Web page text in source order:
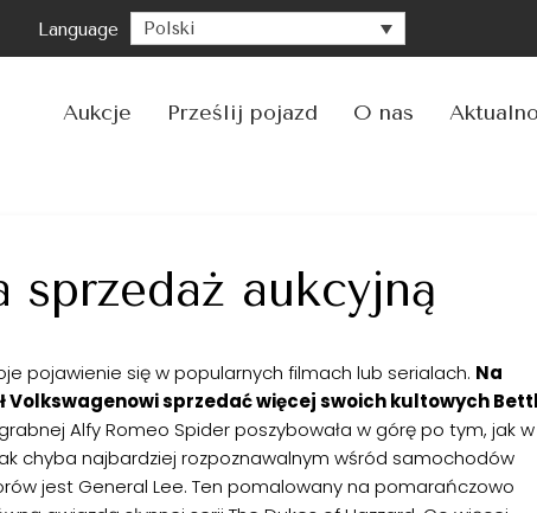
Language Polski
Aukcje Prześlij pojazd O nas
sprzedaż aukcyjną
pojawienie się w popularnych filmach lub serialach. Na
Volkswagenowi sprzedać więcej swoich kultowych
Alfy Romeo Spider poszybowała w górę po tym, jak w
chyba najbardziej rozpoznawalnym wśród samochodów
jest General Lee. Ten pomalowany na pomarańczowo